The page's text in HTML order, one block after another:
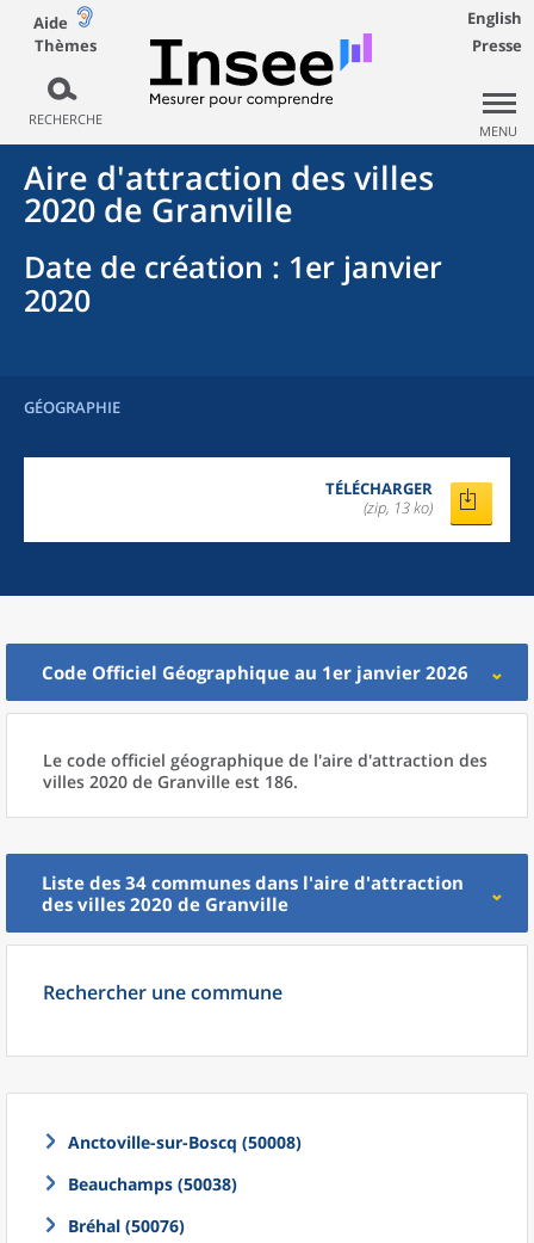
Aide
Thèmes
RECHERCHE
English
Presse
MENU
Aire d'attraction des villes
2020 de Granville
Date de création : 1er janvier
2020
GÉOGRAPHIE
TÉLÉCHARGER
(zip, 13 ko)
Code Officiel Géographique au 1er janvier 2026
Le code officiel géographique de l'aire d'attraction des
villes 2020 de Granville est 186.
Liste des 34 communes dans l'aire d'attraction
des villes 2020 de Granville
Rechercher une commune
Anctoville-sur-Boscq (50008)
Beauchamps (50038)
Bréhal (50076)